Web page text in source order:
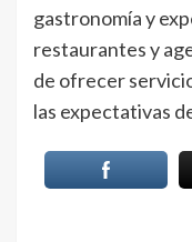
gastronomía y
restaurantes y
de ofrecer
las expectativas